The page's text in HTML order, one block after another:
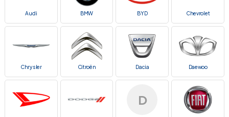
Audi BMW BYD Chevrolet
Chrysler Citroën Dacia Daewoo
D